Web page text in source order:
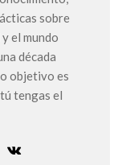
sobre
el mundo
década
objetivo es
tengas el